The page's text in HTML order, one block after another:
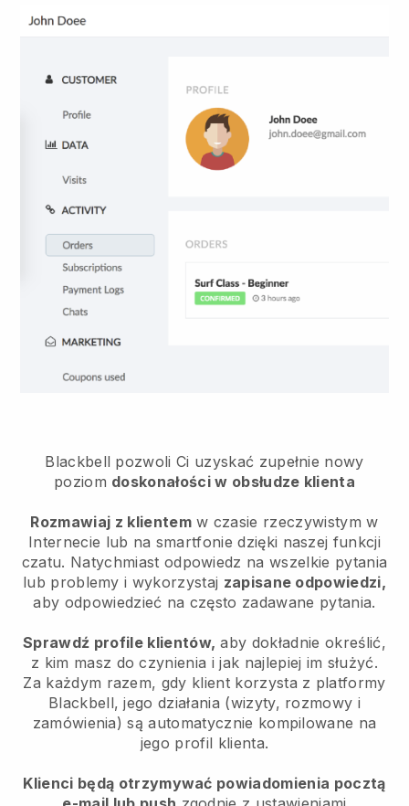
Blackbell pozwoli Ci uzyskać zupełnie nowy
poziom doskonałości w obsłudze klienta
Rozmawiaj z klientemw czasie rzeczywistym w
Internecie lub na smartfonie dzięki naszej funkcji
czatu. Natychmiast odpowiedz na wszelkie pytania
lub problemy i wykorzystaj zapisane odpowiedzi,
aby odpowiedzieć na często zadawane pytania.
Sprawdź profile klientów, aby dokładnie określić,
z kim masz do czynienia i jak najlepiej im służyć.
Za każdym razem, gdy klient korzysta z platformy
Blackbell, jego działania (wizyty, rozmowy i
zamówienia) są automatycznie kompilowane na
jego profil klienta.
Klienci będą otrzymywać powiadomienia pocztą